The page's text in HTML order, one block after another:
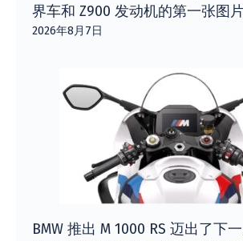
界车和 Z900 发动机的第一张图
2026年8月7日
BMW 推出 M 1000 RS 迈出了下